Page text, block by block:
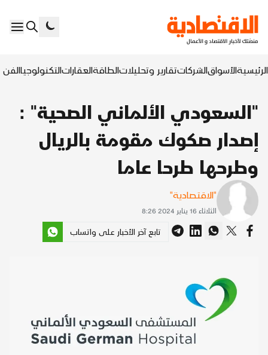
الرئيسيةالأسواقالشركاتتقارير وتحليلاتالطاقةالعقاراتالتكنولوجياالفن
"السعودي الألماني الصحية" :
إصدار صكوك مقومة بالريال
وطرحها طرحا عاما
"الاقتصادية"
الثلاثاء 16 يناير 2024 8:26
تابع آخر الأخبار على واتساب